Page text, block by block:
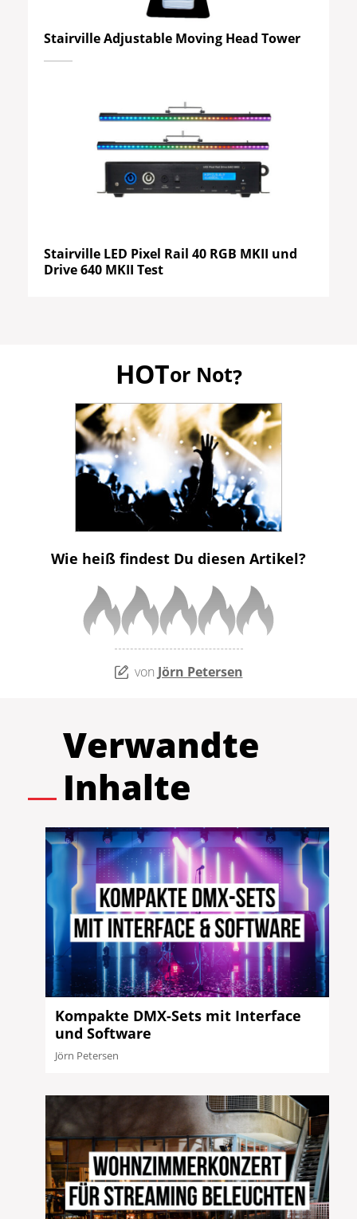
Stairville Adjustable Moving Head Tower
Stairville LED Pixel Rail 40 RGB MKII und
Drive 640 MKII Test
HOTor Not?
Wie heiß findest Du diesen Artikel?
von Jörn Petersen
Verwandte
Inhalte
Kompakte DMX-Sets mit Interface
und Software
Jörn Petersen